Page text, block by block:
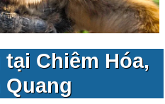
Chiêm Hóa,
Quang